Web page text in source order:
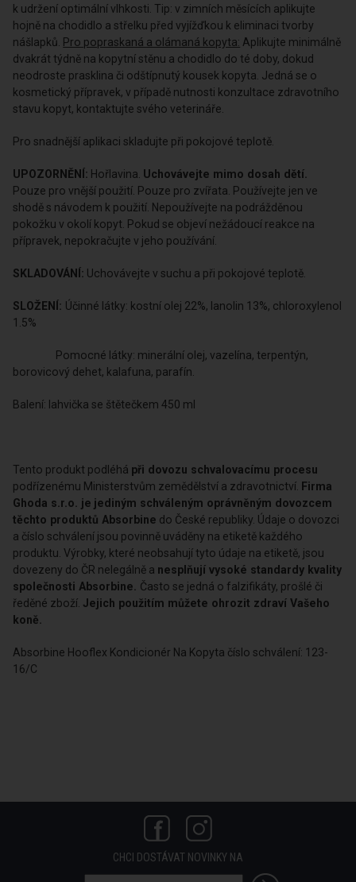
k udržení optimální vlhkosti. Tip: v zimních měsících aplikujte
hojně na chodidlo a střelku před vyjížďkou k eliminaci tvorby
nášlapků. Pro popraskaná a olámaná kopyta: Aplikujte minimálně
dvakrát týdně na kopytní stěnu a chodidlo do té doby, dokud
neodroste prasklina či odštípnutý kousek kopyta. Jedná se o
kosmetický přípravek, v případě nutnosti konzultace zdravotního
stavu kopyt, kontaktujte svého veterináře.
Pro snadnější aplikaci skladujte při pokojové teplotě.
UPOZORNĚNÍ: Hořlavina. Uchovávejte mimo dosah dětí.
Pouze pro vnější použití. Pouze pro zvířata. Používejte jen ve
shodě s návodem k použití. Nepoužívejte na podrážděnou
pokožku v okolí kopyt. Pokud se objeví nežádoucí reakce na
přípravek, nepokračujte v jeho používání.
SKLADOVÁNÍ: Uchovávejte v suchu a při pokojové teplotě.
SLOŽENÍ: Účinné látky: kostní olej 22%, lanolin 13%, chloroxylenol
1.5%
Pomocné látky: minerální olej, vazelína, terpentýn,
borovicový dehet, kalafuna, parafín.
Balení: lahvička se štětečkem 450 ml
Tento produkt podléhá při dovozu schvalovacímu procesu
podřízenému Ministerstvům zemědělství a zdravotnictví. Firma
Ghoda s.r.o. je jediným schváleným oprávněným dovozcem
těchto produktů Absorbine do České republiky. Údaje o dovozci
a číslo schválení jsou povinně uváděny na etiketě každého
produktu. Výrobky, které neobsahují tyto údaje na etiketě, jsou
dovezeny do ČR nelegálně a nesplňují vysoké standardy kvality
společnosti Absorbine. Často se jedná o falzifikáty, prošlé či
ředěné zboží. Jejich použitím můžete ohrozit zdraví Vašeho
koně.
Absorbine Hooflex Kondicionér Na Kopyta číslo schválení: 123-
16/C
CHCI DOSTÁVAT NOVINKY NA